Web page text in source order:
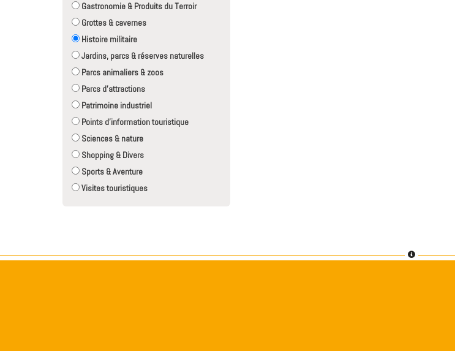
Gastronomie & Produits du Terroir
Grottes & cavernes
Histoire militaire
Jardins, parcs & réserves naturelles
Parcs animaliers & zoos
Parcs d'attractions
Patrimoine industriel
Points d'information touristique
Sciences & nature
Shopping & Divers
Sports & Aventure
Visites touristiques